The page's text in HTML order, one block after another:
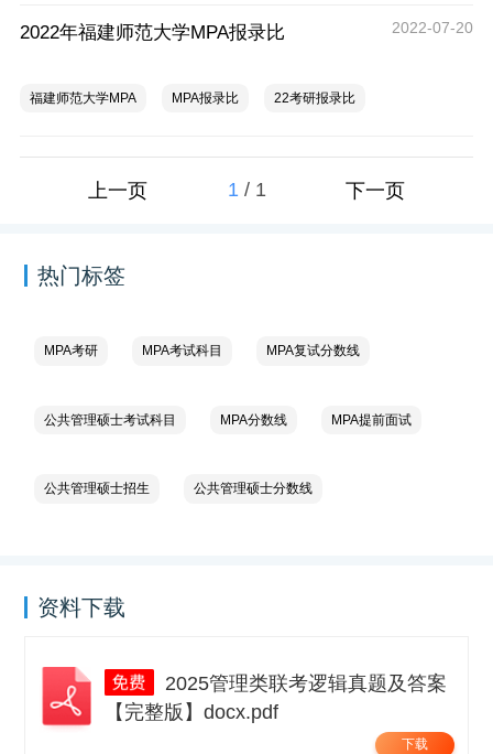
2022年福建师范大学MPA报录比 2022-07-20
福建师范大学MPA MPA报录比 22考研报录比
上一页 1 / 1 下一页
热门标签
MPA考研 MPA考试科目 MPA复试分数线
公共管理硕士考试科目 MPA分数线 MPA提前面试
公共管理硕士招生 公共管理硕士分数线
资料下载
【完整版】docx.pdf
下载